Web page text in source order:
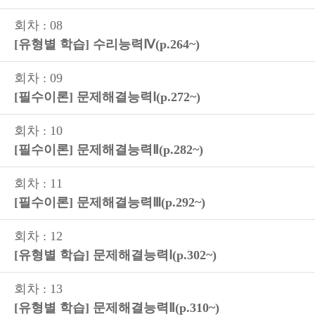
회차 : 08
[유형별 학습] 수리능력Ⅳ(p.264~)
회차 : 09
[필수이론] 문제해결능력Ⅰ(p.272~)
회차 : 10
[필수이론] 문제해결능력Ⅱ(p.282~)
회차 : 11
[필수이론] 문제해결능력Ⅲ(p.292~)
회차 : 12
[유형별 학습] 문제해결능력Ⅰ(p.302~)
회차 : 13
[유형별 학습] 문제해결능력Ⅱ(p.310~)